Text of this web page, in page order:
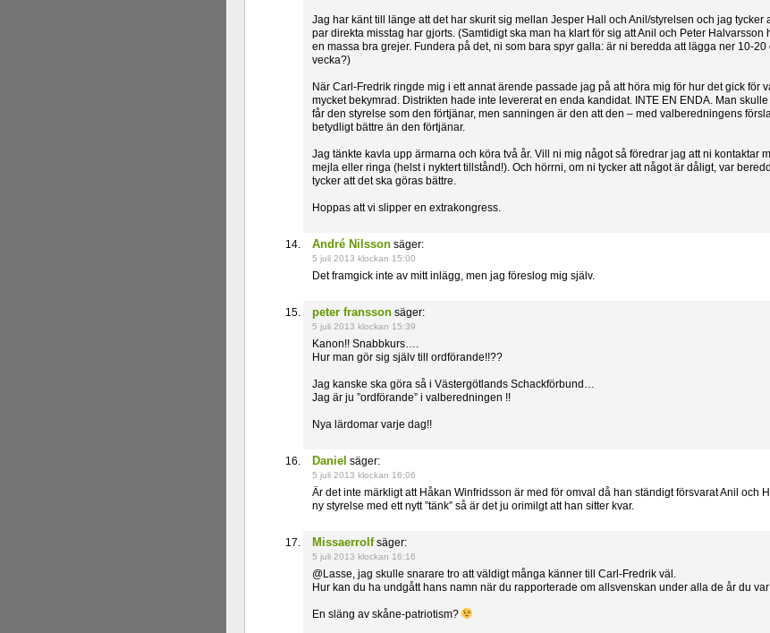
Jag har känt till länge att det har skurit sig mellan Jesper Hall och Anil/styrelsen och jag tycker
par direkta misstag har gjorts. (Samtidigt ska man ha klart för sig att Anil och Peter
en massa bra grejer. Fundera på det, ni som bara spyr galla: är ni beredda att lägga ner 10-
vecka?)
När Carl-Fredrik ringde mig i ett annat ärende passade jag på att höra mig för hur det gick för
mycket bekymrad. Distrikten hade inte levererat en enda kandidat. INTE EN ENDA. Man
får den styrelse som den förtjänar, men sanningen är den att den – med valberedningens
betydligt bättre än den förtjänar.
Jag tänkte kavla upp ärmarna och köra två år. Vill ni mig något så föredrar jag att ni kontaktar
mejla eller ringa (helst i nyktert tillstånd!). Och hörrni, om ni tycker att något är dåligt, var
tycker att det ska göras bättre.
Hoppas att vi slipper en extrakongress.
André Nilssonsäger:
5 juli 2013 klockan 15:00
Det framgick inte av mitt inlägg, men jag föreslog mig själv.
peter franssonsäger:
5 juli 2013 klockan 15:39
Kanon!! Snabbkurs….
Hur man gör sig själv till ordförande!!??
Jag kanske ska göra så i Västergötlands Schackförbund…
Jag är ju ”ordförande” i valberedningen !!
Nya lärdomar varje dag!!
Daniel säger:
5 juli 2013 klockan 16:06
Är det inte märkligt att Håkan Winfridsson är med för omval då han ständigt försvarat Anil och
ny styrelse med ett nytt ”tänk” så är det ju orimilgt att han sitter kvar.
Missaerrolfsäger:
5 juli 2013 klockan 16:16
@Lasse, jag skulle snarare tro att väldigt många känner till Carl-Fredrik väl.
Hur kan du ha undgått hans namn när du rapporterade om allsvenskan under alla de år du
En släng av skåne-patriotism?